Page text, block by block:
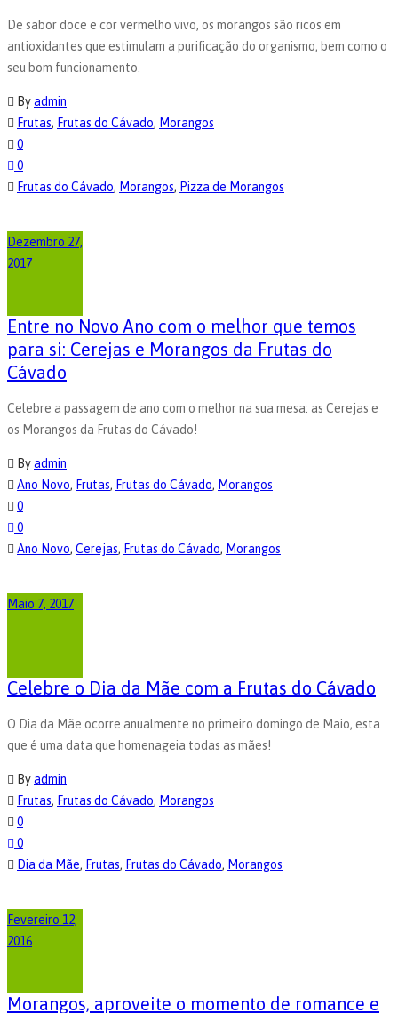
De sabor doce e cor vermelho vivo, os morangos são ricos em
antioxidantes que estimulam a purificação do organismo, bem como o
seu bom funcionamento.
Byadmin
Frutas, Frutas do Cávado, Morangos
0
0
Frutas do Cávado, Morangos, Pizza de Morangos
Dezembro 27,
2017
Entre no Novo Ano com o melhor que temos
para si: Cerejas e Morangos da Frutas do
Cávado
Celebre a passagem de ano com o melhor na sua mesa: as Cerejas e
os Morangos da Frutas do Cávado!
Byadmin
Ano Novo, Frutas, Frutas do Cávado, Morangos
0
0
Ano Novo, Cerejas, Frutas do Cávado, Morangos
Maio 7, 2017
Celebre o Dia da Mãe com a Frutas do Cávado
O Dia da Mãe ocorre anualmente no primeiro domingo de Maio, esta
que é uma data que homenageia todas as mães!
Byadmin
Frutas, Frutas do Cávado, Morangos
0
0
Dia da Mãe, Frutas, Frutas do Cávado, Morangos
Fevereiro 12,
2016
Morangos, aproveite o momento de romance e